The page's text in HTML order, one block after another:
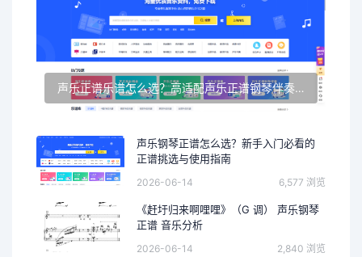
声乐正谱乐谱怎么选？高适配声乐正谱钢琴伴奏资源推荐
声乐钢琴正谱怎么选？新手入门必看的
正谱挑选与使用指南
2026-06-14 6,577 浏览
《赶圩归来啊哩哩》（G 调） 声乐钢琴
正谱 音乐分析
2026-06-14 2,840 浏览